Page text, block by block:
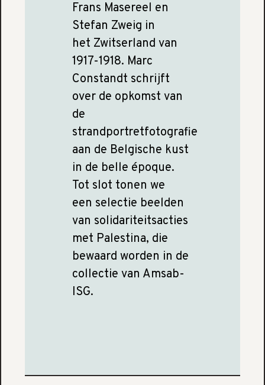
Frans Masereel en
Stefan Zweig in
het Zwitserland van
1917-1918. Marc
Constandt schrijft
over de opkomst van
de
strandportretfotografie
aan de Belgische kust
in de belle époque.
Tot slot tonen we
een selectie beelden
van solidariteitsacties
met Palestina, die
bewaard worden in de
collectie van Amsab-
ISG.